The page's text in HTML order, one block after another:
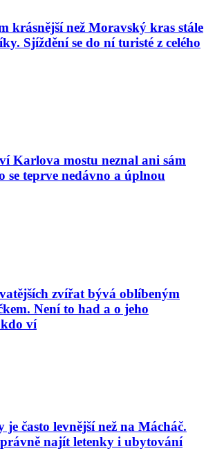
krásnější než Moravský kras stále
Sjíždění se do ní turisté z celého
Karlova mostu neznal ani sám
teprve nedávno a úplnou
zvířat bývá oblíbeným
Není to had a o jeho
ví
je často levnější než na Mácháč.
najít letenky i ubytování